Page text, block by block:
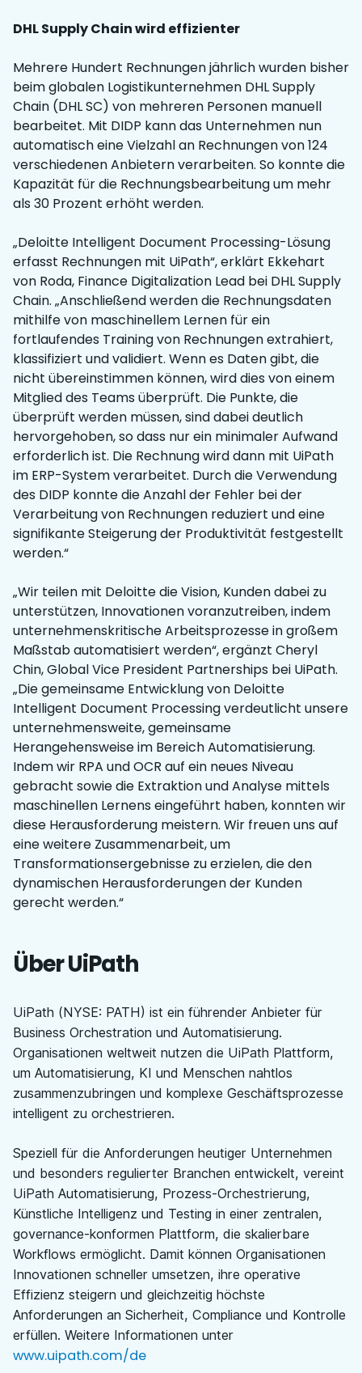
DHL Supply Chain wird effizienter
Mehrere Hundert Rechnungen jährlich wurden bisher
beim globalen Logistikunternehmen DHL Supply
Chain (DHL SC) von mehreren Personen manuell
bearbeitet. Mit DIDP kann das Unternehmen nun
automatisch eine Vielzahl an Rechnungen von 124
verschiedenen Anbietern verarbeiten. So konnte die
Kapazität für die Rechnungsbearbeitung um mehr
als 30 Prozent erhöht werden.
„Deloitte Intelligent Document Processing-Lösung
erfasst Rechnungen mit UiPath“, erklärt Ekkehart
von Roda, Finance Digitalization Lead bei DHL Supply
Chain. „Anschließend werden die Rechnungsdaten
mithilfe von maschinellem Lernen für ein
fortlaufendes Training von Rechnungen extrahiert,
klassifiziert und validiert. Wenn es Daten gibt, die
nicht übereinstimmen können, wird dies von einem
Mitglied des Teams überprüft. Die Punkte, die
überprüft werden müssen, sind dabei deutlich
hervorgehoben, so dass nur ein minimaler Aufwand
erforderlich ist. Die Rechnung wird dann mit UiPath
im ERP-System verarbeitet. Durch die Verwendung
des DIDP konnte die Anzahl der Fehler bei der
Verarbeitung von Rechnungen reduziert und eine
signifikante Steigerung der Produktivität festgestellt
werden.“
„Wir teilen mit Deloitte die Vision, Kunden dabei zu
unterstützen, Innovationen voranzutreiben, indem
unternehmenskritische Arbeitsprozesse in großem
Maßstab automatisiert werden“, ergänzt Cheryl
Chin, Global Vice President Partnerships bei UiPath.
„Die gemeinsame Entwicklung von Deloitte
Intelligent Document Processing verdeutlicht unsere
unternehmensweite, gemeinsame
Herangehensweise im Bereich Automatisierung.
Indem wir RPA und OCR auf ein neues Niveau
gebracht sowie die Extraktion und Analyse mittels
maschinellen Lernens eingeführt haben, konnten wir
diese Herausforderung meistern. Wir freuen uns auf
eine weitere Zusammenarbeit, um
Transformationsergebnisse zu erzielen, die den
dynamischen Herausforderungen der Kunden
gerecht werden.“
Über UiPath
UiPath (NYSE: PATH) ist ein führender Anbieter für
Business Orchestration und Automatisierung.
Organisationen weltweit nutzen die UiPath Plattform,
um Automatisierung, KI und Menschen nahtlos
zusammenzubringen und komplexe Geschäftsprozesse
intelligent zu orchestrieren.
Speziell für die Anforderungen heutiger Unternehmen
und besonders regulierter Branchen entwickelt, vereint
UiPath Automatisierung, Prozess-Orchestrierung,
Künstliche Intelligenz und Testing in einer zentralen,
governance-konformen Plattform, die skalierbare
Workflows ermöglicht. Damit können Organisationen
Innovationen schneller umsetzen, ihre operative
Effizienz steigern und gleichzeitig höchste
Anforderungen an Sicherheit, Compliance und Kontrolle
erfüllen. Weitere Informationen unter
www.uipath.com/de